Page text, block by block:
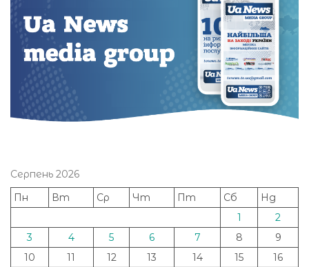
Серпень 2026
Пн
Вт Ср Чт Пт Сб
Нд
1
2
3
4 5 6 7 8
9
10
11 12 13 14 15
16